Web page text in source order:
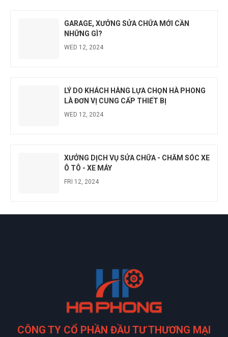
GARAGE, XƯỞNG SỬA CHỮA MỚI CẦN
NHỮNG GÌ?
WED 12, 2024
LÝ DO KHÁCH HÀNG LỰA CHỌN HÀ PHONG
LÀ ĐƠN VỊ CUNG CẤP THIẾT BỊ
WED 12, 2024
XƯỞNG DỊCH VỤ SỬA CHỮA - CHĂM SÓC XE
Ô TÔ - XE MÁY
FRI 12, 2024
CÔNG TY CỔ PHẦN ĐẦU TƯ THƯƠNG MẠI